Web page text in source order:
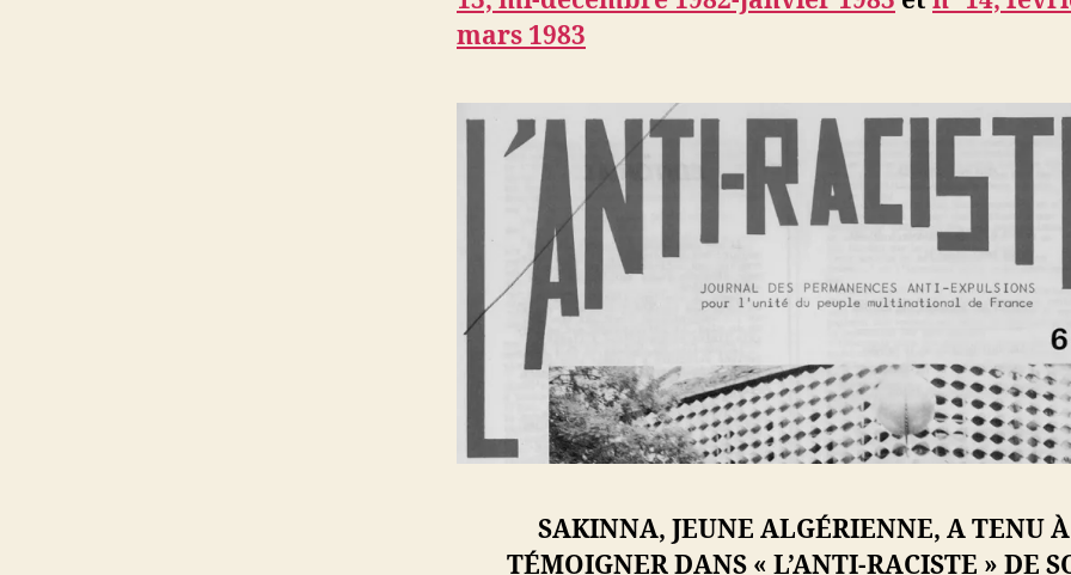
mars 1983
SAKINNA, JEUNE ALGÉRIENNE, A TENU À
TÉMOIGNER DANS « L’ANTI-RACISTE » DE